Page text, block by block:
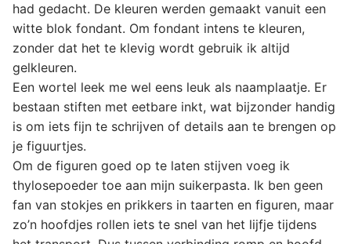
had gedacht. De kleuren werden gemaakt vanuit een
witte blok fondant. Om fondant intens te kleuren,
zonder dat het te klevig wordt gebruik ik altijd
gelkleuren.
Een wortel leek me wel eens leuk als naamplaatje. Er
bestaan stiften met eetbare inkt, wat bijzonder handig
is om iets fijn te schrijven of details aan te brengen op
je figuurtjes.
Om de figuren goed op te laten stijven voeg ik
thylosepoeder toe aan mijn suikerpasta. Ik ben geen
fan van stokjes en prikkers in taarten en figuren, maar
zo’n hoofdjes rollen iets te snel van het lijfje tijdens